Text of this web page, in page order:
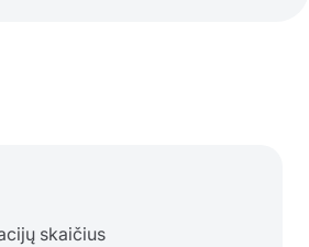
skaičius